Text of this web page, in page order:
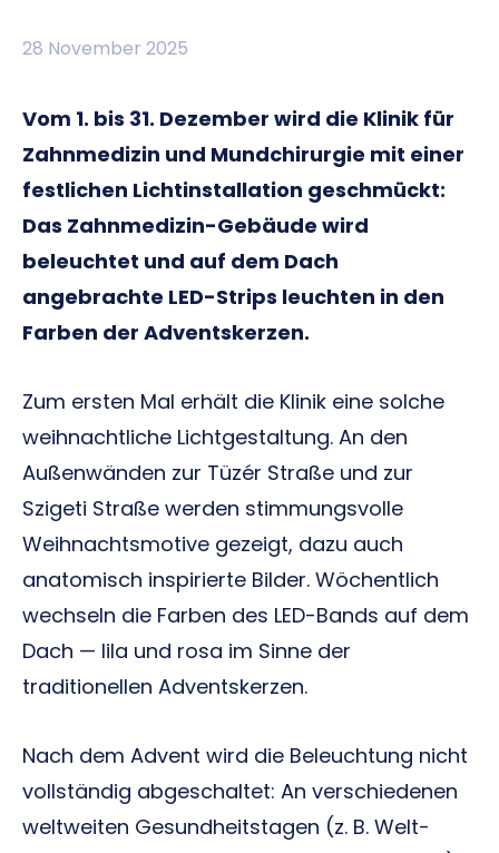
28 November 2025
Vom 1. bis 31. Dezember wird die Klinik für
Zahnmedizin und Mundchirurgie mit einer
festlichen Lichtinstallation geschmückt:
Das Zahnmedizin-Gebäude wird
beleuchtet und auf dem Dach
angebrachte LED-Strips leuchten in den
Farben der Adventskerzen.
Zum ersten Mal erhält die Klinik eine solche
weihnachtliche Lichtgestaltung. An den
Außenwänden zur Tüzér Straße und zur
Szigeti Straße werden stimmungsvolle
Weihnachtsmotive gezeigt, dazu auch
anatomisch inspirierte Bilder. Wöchentlich
wechseln die Farben des LED-Bands auf dem
Dach — lila und rosa im Sinne der
traditionellen Adventskerzen.
Nach dem Advent wird die Beleuchtung nicht
vollständig abgeschaltet: An verschiedenen
weltweiten Gesundheitstagen (z. B. Welt-